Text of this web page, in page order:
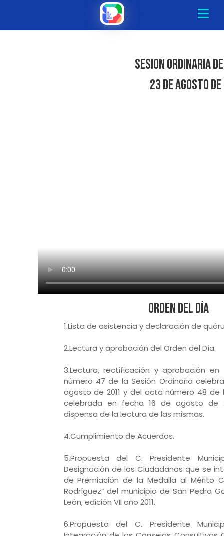
Sesion Ordinaria
23 de Agosto
Orden del Día
1.Lista de asistencia y declaración de
2.Lectura y aprobación del Orden del Día.
3.Lectura, rectificación y aprobación
número 47 de la Sesión Ordinaria
agosto de 2011 y del acta número 48 de
celebrada en fecha 16 de agosto de
dispensa de la lectura de las mismas.
4.Cumplimiento de Acuerdos.
5.Propuesta del C. Presidente
Designación de los Ciudadanos que se
de Premiación de la Medalla al Mérito
Rodríguez” del municipio de San Pedro
León, edición VII año 2011.
6.Propuesta del C. Presidente